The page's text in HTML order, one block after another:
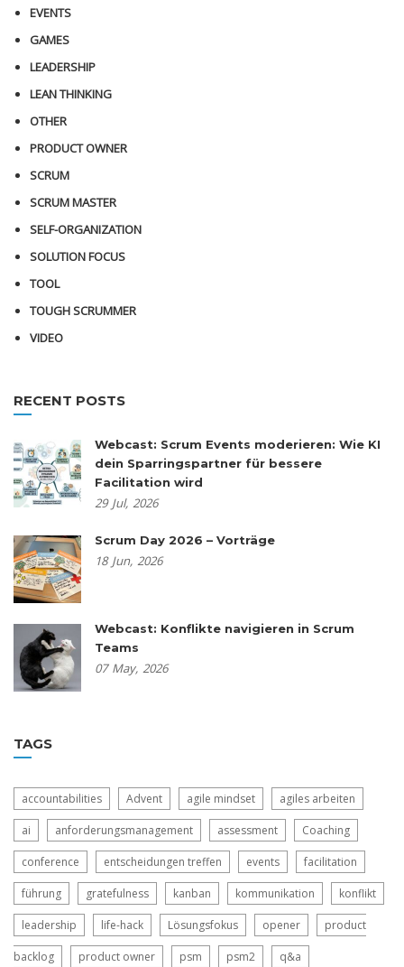
EVENTS
GAMES
LEADERSHIP
LEAN THINKING
OTHER
PRODUCT OWNER
SCRUM
SCRUM MASTER
SELF-ORGANIZATION
SOLUTION FOCUS
TOOL
TOUGH SCRUMMER
VIDEO
RECENT POSTS
Webcast: Scrum Events moderieren: Wie KI
dein Sparringspartner für bessere
Facilitation wird
29 Jul, 2026
Scrum Day 2026 – Vorträge
18 Jun, 2026
Webcast: Konflikte navigieren in Scrum
Teams
07 May, 2026
TAGS
accountabilities Advent agile mindset agiles arbeiten
ai anforderungsmanagement assessment Coaching
conference entscheidungen treffen events facilitation
führung gratefulness kanban kommunikation konflikt
leadership life-hack Lösungsfokus opener product
backlog product owner psm psm2 q&a